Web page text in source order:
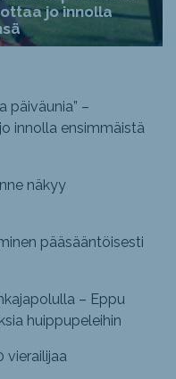
jo innolla
päiväunia” –
innolla ensimmäistä
näkyy
pääsääntöisesti
– Eppu
huippupeleihin
vierailijaa